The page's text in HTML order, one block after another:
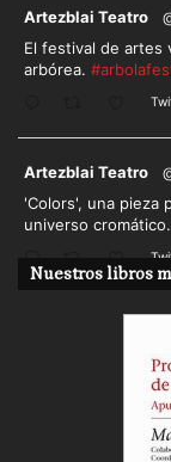
Artezblai Teatro
El festival de artes
arbórea.
Artezblai Teatro
'Colors', una pieza
universo cromático.
Nuestros libros